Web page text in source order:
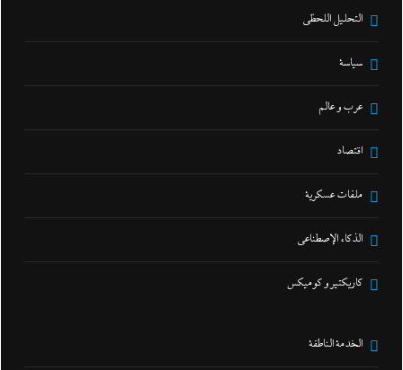
التحليل اللحظي
سياسة
عرب و عالم
اقتصاد
ملفات عسكرية
الذكاء الإصطناعي
كاريكتير و كوميكس
الخدمة الناطقة